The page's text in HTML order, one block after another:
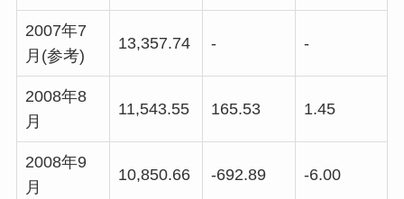
2007年7
月(参考)
13,357.74 - -
2008年8
月
11,543.55 165.53 1.45
2008年9
月
10,850.66 -692.89 -6.00